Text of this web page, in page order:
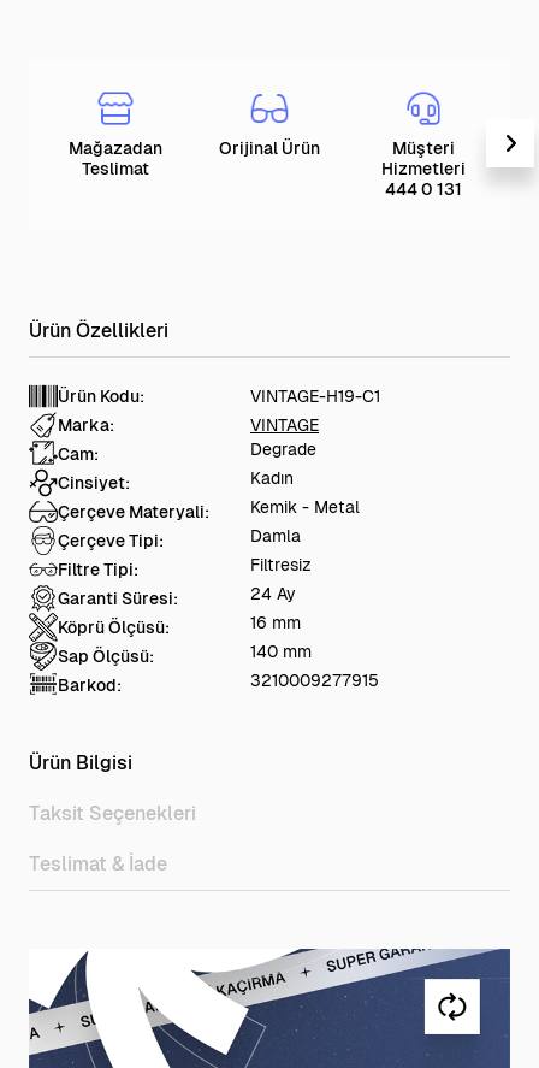
Mağazadan
Teslimat
Orijinal Ürün
Müşteri
Hizmetleri
444 0 131
Ürün Kodu:
VINTAGE-H19-C1
Marka:
VINTAGE
Cam:
Degrade
Cinsiyet:
Kadın
Çerçeve Materyali:
Kemik - Metal
Çerçeve Tipi:
Damla
Filtre Tipi:
Filtresiz
Garanti Süresi:
24 Ay
Köprü Ölçüsü:
16 mm
Sap Ölçüsü:
140 mm
Barkod:
3210009277915
Ürün Bilgisi
Taksit Seçenekleri
Teslimat & İade